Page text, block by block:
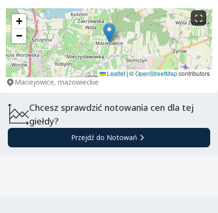
+
−
Leaflet |©OpenStreetMapcontributors
Maciejowice, mazowieckie
Chcesz sprawdzić notowania cen dla tej
giełdy?
Przejdź do Notowań